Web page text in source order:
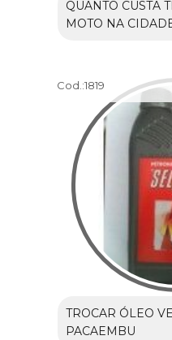
QUANTO CUSTA
MOTO NA
Cod.:1819
TROCAR ÓLEO
PACAEMBU